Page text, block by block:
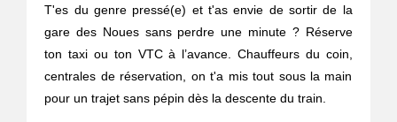
T'es du genre pressé(e) et t'as envie de sortir de la
gare des Noues sans perdre une minute ? Réserve
ton taxi ou ton VTC à l’avance. Chauffeurs du coin,
centrales de réservation, on t'a mis tout sous la main
pour un trajet sans pépin dès la descente du train.